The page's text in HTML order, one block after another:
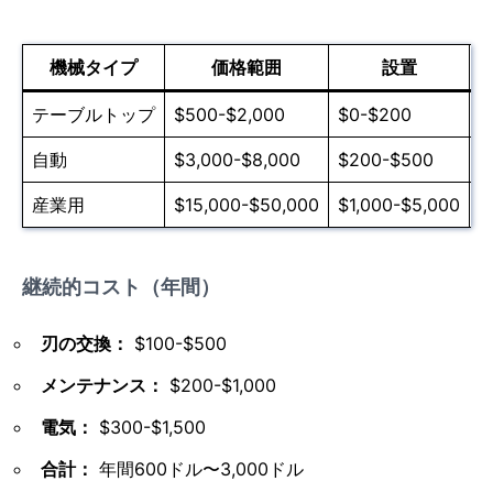
機械タイプ 価格範囲 設置
テーブルトップ $500-$2,000 $0-$200
自動 $3,000-$8,000 $200-$500
産業用 $15,000-$50,000 $1,000-$5,000
継続的コスト（年間）
刃の交換： $100-$500
メンテナンス： $200-$1,000
電気： $300-$1,500
合計： 年間600ドル〜3,000ドル